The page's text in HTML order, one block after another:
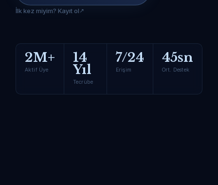
İlk kez miyim? Kayıt ol
2M+
Aktif Üye
14
Yıl
Tecrübe
7/24
Erişim
45sn
Ort. Destek